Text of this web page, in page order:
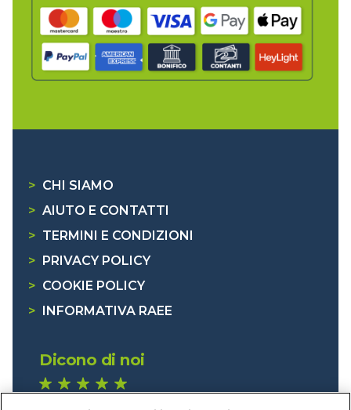
> CHI SIAMO
> AIUTO E CONTATTI
> TERMINI E CONDIZIONI
>
PRIVACY POLICY
> COOKIE POLICY
>
INFORMATIVA RAEE
Dicono di noi